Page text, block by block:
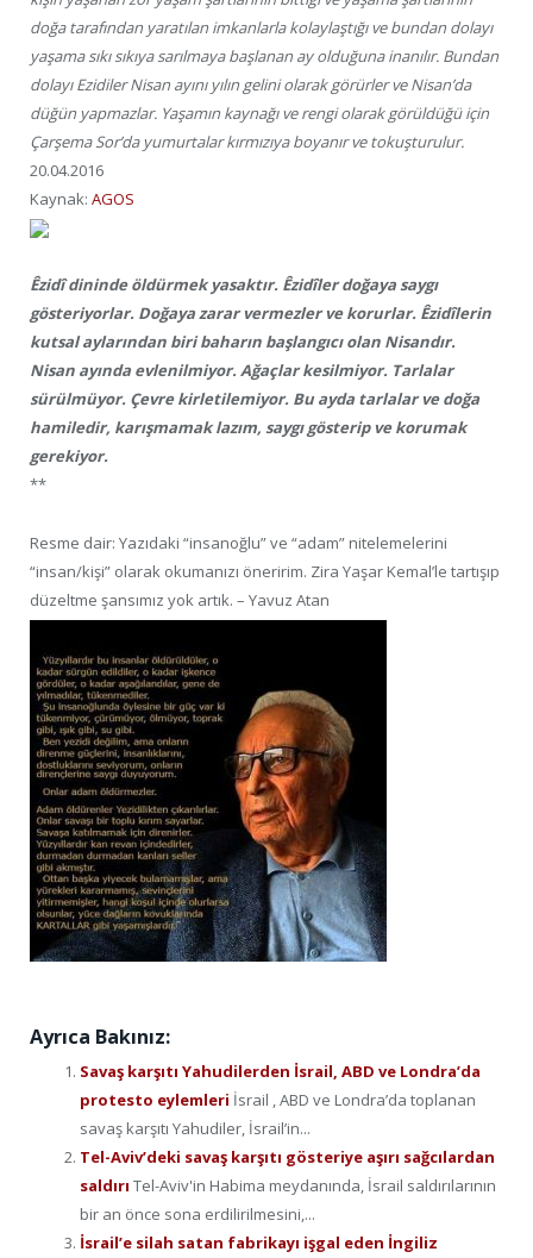
doğa tarafından yaratılan imkanlarla kolaylaştığı ve bundan dolayı
yaşama sıkı sıkıya sarılmaya başlanan ay olduğuna inanılır. Bundan
dolayı Ezidiler Nisan ayını yılın gelini olarak görürler ve Nisan’da
düğün yapmazlar. Yaşamın kaynağı ve rengi olarak görüldüğü için
Çarşema Sor’da yumurtalar kırmızıya boyanır ve tokuşturulur.
20.04.2016
Kaynak: AGOS
Êzidî dininde öldürmek yasaktır. Êzidîler doğaya saygı
gösteriyorlar. Doğaya zarar vermezler ve korurlar. Êzidîlerin
kutsal aylarından biri baharın başlangıcı olan Nisandır.
Nisan ayında evlenilmiyor. Ağaçlar kesilmiyor. Tarlalar
sürülmüyor. Çevre kirletilemiyor. Bu ayda tarlalar ve doğa
hamiledir, karışmamak lazım, saygı gösterip ve korumak
gerekiyor.
**
Resme dair: Yazıdaki “insanoğlu” ve “adam” nitelemelerini
“insan/kişi” olarak okumanızı öneririm. Zira Yaşar Kemal’le tartışıp
düzeltme şansımız yok artık. – Yavuz Atan
Ayrıca Bakınız:
Savaş karşıtı Yahudilerden İsrail, ABD ve Londra’da
protesto eylemleri İsrail , ABD ve Londra’da toplanan
savaş karşıtı Yahudiler, İsrail’in...
Tel-Aviv’deki savaş karşıtı gösteriye aşırı sağcılardan
saldırı Tel-Aviv'in Habima meydanında, İsrail saldırılarının
bir an önce sona erdilirilmesini,...
İsrail’e silah satan fabrikayı işgal eden İngiliz